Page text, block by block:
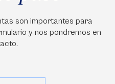
son importantes para
y nos pondremos en